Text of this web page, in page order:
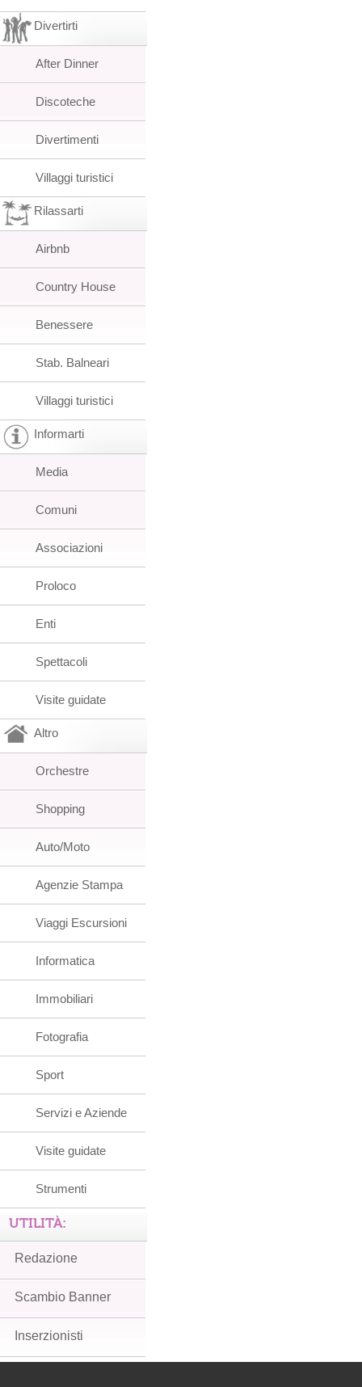
Divertirti
After Dinner
Discoteche
Divertimenti
Villaggi turistici
Rilassarti
Airbnb
Country House
Benessere
Stab. Balneari
Villaggi turistici
Informarti
Media
Comuni
Associazioni
Proloco
Enti
Spettacoli
Visite guidate
Altro
Orchestre
Shopping
Auto/Moto
Agenzie Stampa
Viaggi Escursioni
Informatica
Immobiliari
Fotografia
Sport
Servizi e Aziende
Visite guidate
Strumenti
UTILITÀ:
Redazione
Scambio Banner
Inserzionisti